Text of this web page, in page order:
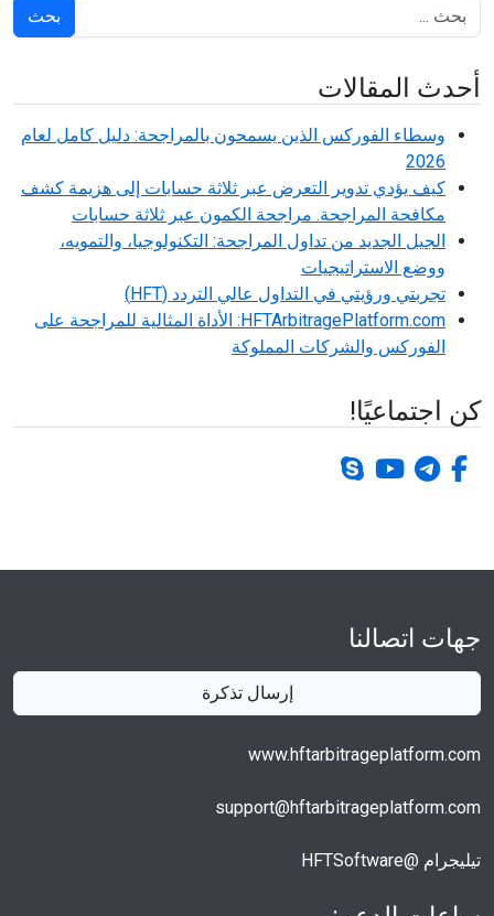
أحدث المقالات
وسطاء الفوركس الذين يسمحون بالمراجحة: دليل كامل لعام
2026
كيف يؤدي تدوير التعرض عبر ثلاثة حسابات إلى هزيمة كشف
مكافحة المراجحة. مراجحة الكمون عبر ثلاثة حسابات
الجيل الجديد من تداول المراجحة: التكنولوجيا، والتمويه،
ووضع الاستراتيجيات
تجربتي ورؤيتي في التداول عالي التردد (HFT)
HFTArbitragePlatform.com: الأداة المثالية للمراجحة على
الفوركس والشركات المملوكة
كن اجتماعيًا!
فيس بوك-ف
برقيةيوتيوبسكايب
جهات اتصالنا
إرسال تذكرة
www.hftarbitrageplatform.com
support@hftarbitrageplatform.com
تيليجرام @HFTSoftware